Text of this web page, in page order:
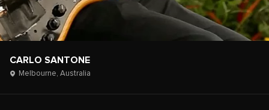
CARLO SANTONE
Melbourne, Australia